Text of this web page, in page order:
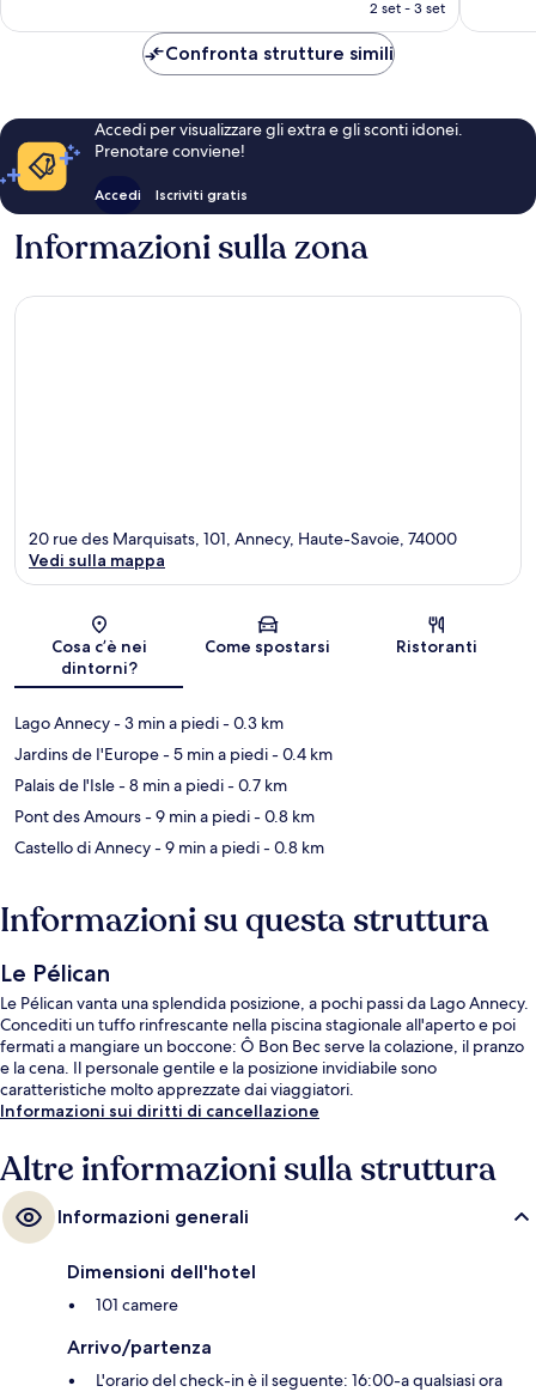
340 €
2 set - 3 set
Confronta strutture simili
Accedi per visualizzare gli extra e gli sconti idonei.
Prenotare conviene!
Accedi Iscriviti gratis
Informazioni sulla zona
Mappa
20 rue des Marquisats, 101, Annecy, Haute-Savoie, 74000
Vedi sulla mappa
Cosa c’è nei
dintorni?
Come spostarsi Ristoranti
Lago Annecy- 3 min a piedi- 0.3 km
Jardins de I'Europe- 5 min a piedi- 0.4 km
Palais de l'Isle- 8 min a piedi- 0.7 km
Pont des Amours- 9 min a piedi- 0.8 km
Castello di Annecy- 9 min a piedi- 0.8 km
Informazioni su questa struttura
Le Pélican
Le Pélican vanta una splendida posizione, a pochi passi da Lago Annecy.
Concediti un tuffo rinfrescante nella piscina stagionale all'aperto e poi
fermati a mangiare un boccone: Ô Bon Bec serve la colazione, il pranzo
e la cena. Il personale gentile e la posizione invidiabile sono
caratteristiche molto apprezzate dai viaggiatori.
Informazioni sui diritti di cancellazione
Altre informazioni sulla struttura
Informazioni generali
Dimensioni dell'hotel
101 camere
Arrivo/partenza
L'orario del check-in è il seguente: 16:00-a qualsiasi ora